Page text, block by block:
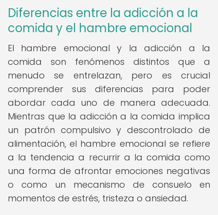
Diferencias entre la adicción a la
comida y el hambre emocional
El hambre emocional y la adicción a la
comida son fenómenos distintos que a
menudo se entrelazan, pero es crucial
comprender sus diferencias para poder
abordar cada uno de manera adecuada.
Mientras que la adicción a la comida implica
un patrón compulsivo y descontrolado de
alimentación, el hambre emocional se refiere
a la tendencia a recurrir a la comida como
una forma de afrontar emociones negativas
o como un mecanismo de consuelo en
momentos de estrés, tristeza o ansiedad.